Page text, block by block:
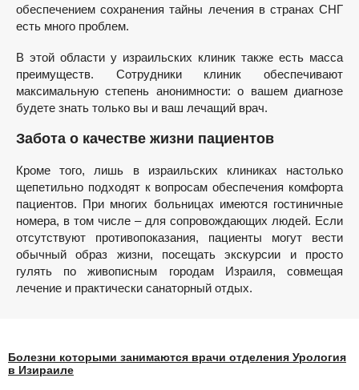
обеспечением сохранения тайны лечения в странах СНГ
есть много проблем.
В этой области у израильских клиник также есть масса
преимуществ. Сотрудники клиник обеспечивают
максимальную степень анонимности: о вашем диагнозе
будете знать только вы и ваш лечащий врач.
Забота о качестве жизни пациентов
Кроме того, лишь в израильских клиниках настолько
щепетильно подходят к вопросам обеспечения комфорта
пациентов. При многих больницах имеются гостиничные
номера, в том числе – для сопровождающих людей. Если
отсутствуют противопоказания, пациенты могут вести
обычный образ жизни, посещать экскурсии и просто
гулять по живописным городам Израиля, совмещая
лечение и практически санаторный отдых.
Болезни которыми занимаются врачи отделения Урология
в Изираиле